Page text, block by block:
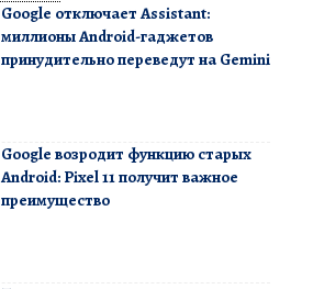
Google отключает Assistant:
миллионы Android-гаджетов
принудительно переведут на Gemini
Google возродит функцию старых
Android: Pixel 11 получит важное
преимущество